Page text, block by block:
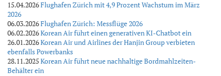
15.04.2026Flughafen Zürich mit 4,9 Prozent Wachstum im März
2026
06.03.2026Flughafen Zürich: Messflüge 2026
06.02.2026Korean Air führt einen generativen KI-Chatbot ein
26.01.2026Korean Air und Airlines der Hanjin Group verbieten
ebenfalls Powerbanks
28.11.2025Korean Air führt neue nachhaltige Bordmahlzeiten-
Behälter ein